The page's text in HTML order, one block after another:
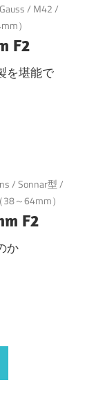
/ M42/
）
F2
を堪能で
/Sonnar型/
～64mm）
F2
か